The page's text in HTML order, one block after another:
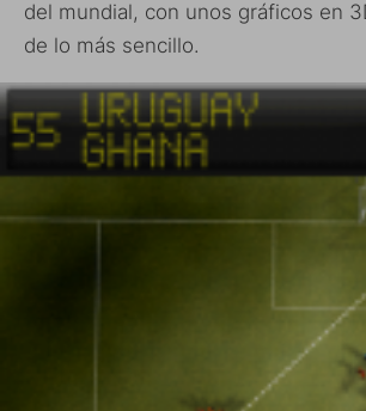
del mundial, con unos gráficos en
de lo más sencillo.